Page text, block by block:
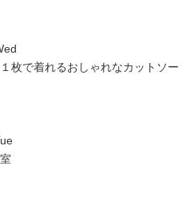
１枚で着れるおしゃれなカットソー